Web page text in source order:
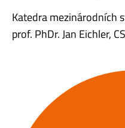
Katedra mezinárodních
prof. PhDr. Jan Eichler,